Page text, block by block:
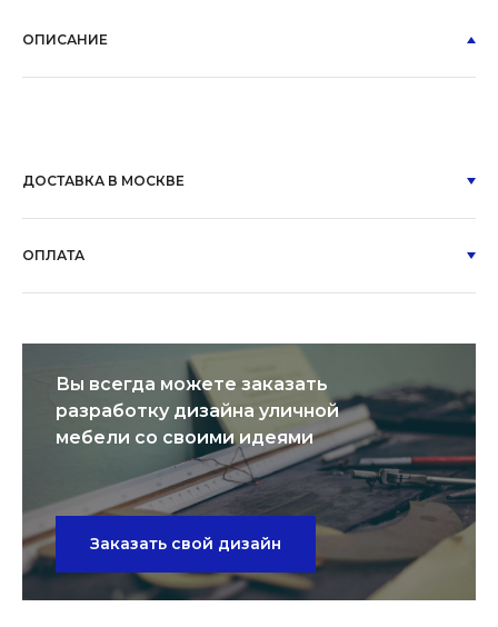
ОПИСАНИЕ
ДОСТАВКА В МОСКВЕ
ОПЛАТА
Вы всегда можете заказать
разработку дизайна уличной
мебели со своими идеями
Заказать свой дизайн